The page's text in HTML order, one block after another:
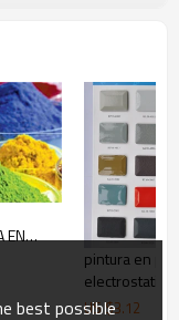
EN
pintura en
electrostatica
US $3.12
best possible